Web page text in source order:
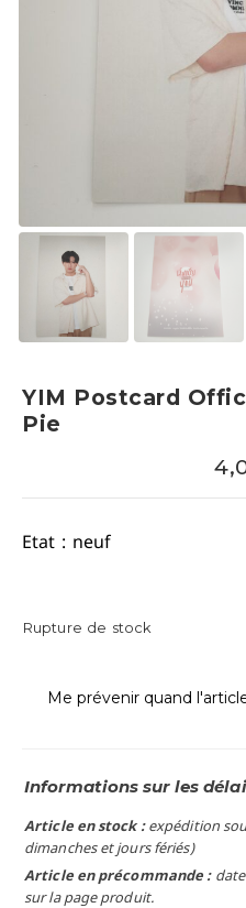
YIM Postcard
Pie
Etat : neuf
Rupture de stock
Me prévenir quand
Informations sur les
Article en stock :expédition
dimanches et jours fériés)
Article en précommande :
sur la page produit.